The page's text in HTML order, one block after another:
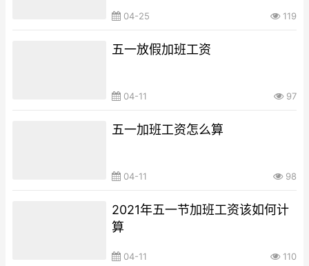
04-25 119
五一放假加班工资
04-11 97
五一加班工资怎么算
04-11 98
2021年五一节加班工资该如何计
算
04-11 110